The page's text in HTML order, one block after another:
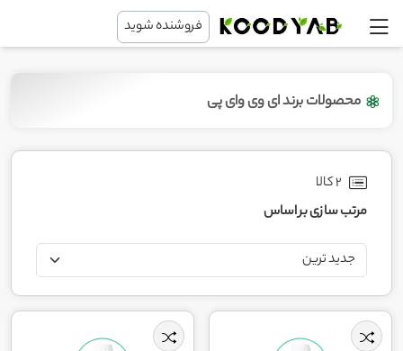
فروشنده شوید
محصولات برند ای وی وای پی
2 کالا
مرتب سازی بر اساس